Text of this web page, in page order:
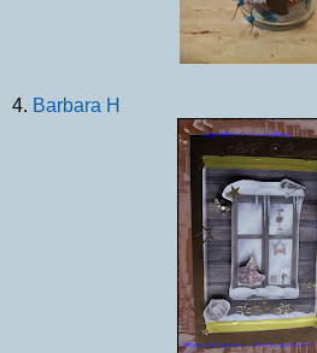
4. Barbara H